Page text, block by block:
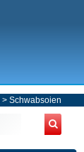
> Schwabsoien